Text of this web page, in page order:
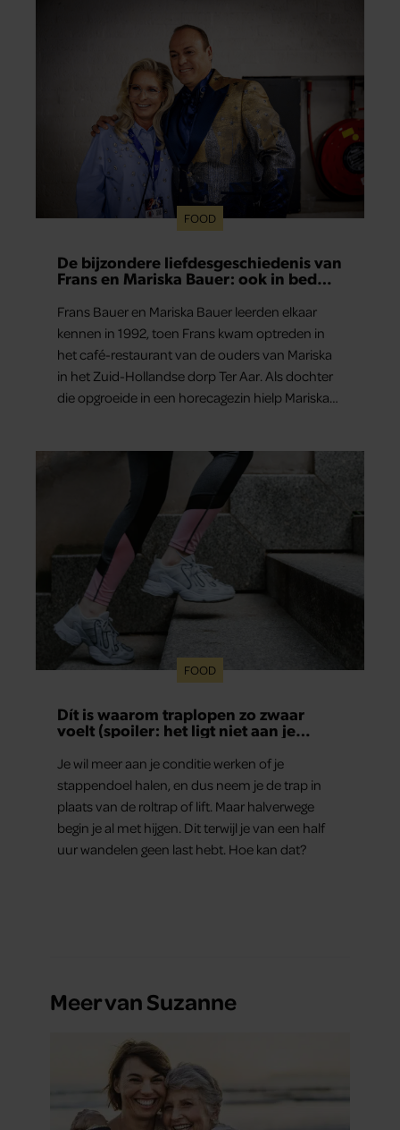
FOOD
De bijzondere liefdesgeschiedenis van
Frans en Mariska Bauer: ook in bed
Frans Bauer en Mariska Bauer leerden elkaar
kennen in 1992, toen Frans kwam optreden in
het café-restaurant van de ouders van Mariska
in het Zuid-Hollandse dorp Ter Aar. Als dochter
die opgroeide in een horecagezin hielp Mariska
FOOD
Dít is waarom traplopen zo zwaar
voelt (spoiler: het ligt niet aan je
Je wil meer aan je conditie werken of je
stappendoel halen, en dus neem je de trap in
plaats van de roltrap of lift. Maar halverwege
begin je al met hijgen. Dit terwijl je van een half
uur wandelen geen last hebt. Hoe kan dat?
Meer van Suzanne